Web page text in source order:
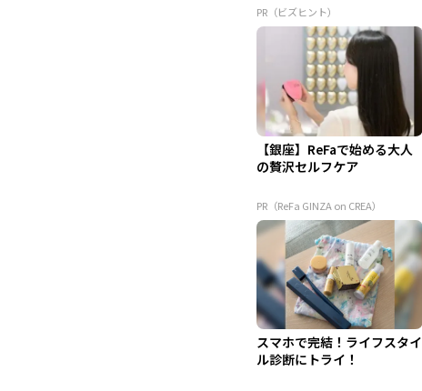
PR（ビズヒント）
【銀座】ReFaで始める大人
の贅沢セルフケア
PR（ReFa GINZA on CREA）
スマホで完結！ライフスタイ
ル診断にトライ！